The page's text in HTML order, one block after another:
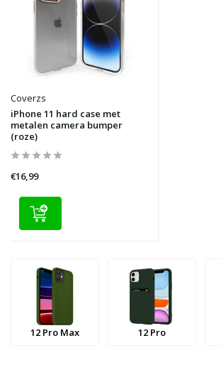
Coverzs
iPhone 11 hard case met
metalen camera bumper
(roze)
€16,99
12 Pro Max 12 Pro